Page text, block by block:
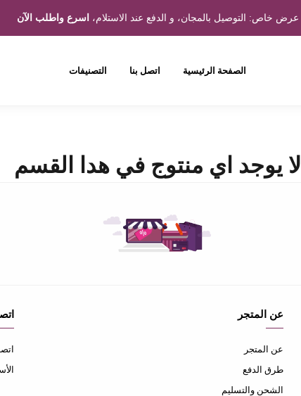
عرض خاص: التوصيل بالمجان، و الدفع عند الاستلام، اسرع واطلب الآن
الصفحة الرئيسية اتصل بنا التصنيفات
لا يوجد اي منتوج في هدا القسم
عن المتجر
عن المتجر
طرق الدفع
الشحن والتسليم